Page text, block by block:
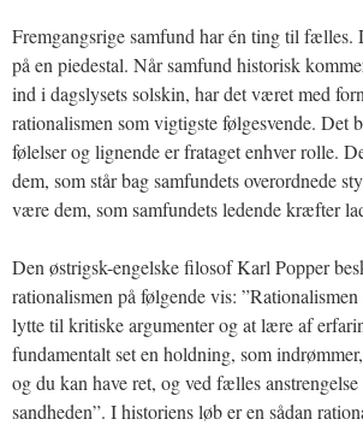
Fremgangsrige samfund har én ting til fælles.
på en piedestal. Når samfund historisk
ind i dagslysets solskin, har det været med
rationalismen som vigtigste følgesvende. Det
følelser og lignende er frataget enhver rolle.
dem, som står bag samfundets overordnede
være dem, som samfundets ledende kræfter
Den østrigsk-engelske filosof Karl Popper
rationalismen på følgende vis:
lytte til kritiske argumenter og at lære af
fundamentalt set en holdning, som
og du kan have ret, og ved fælles
sandheden”. I historiens løb er en sådan